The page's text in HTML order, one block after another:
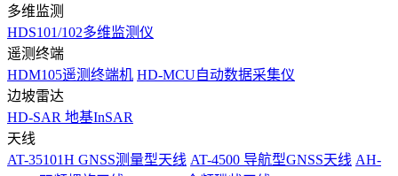
多维监测
HDS101/102多维监测仪
遥测终端
HDM105遥测终端机 HD-MCU自动数据采集仪
边坡雷达
HD-SAR 地基InSAR
天线
AT-35101H GNSS测量型天线 AT-4500 导航型GNSS天线 AH-